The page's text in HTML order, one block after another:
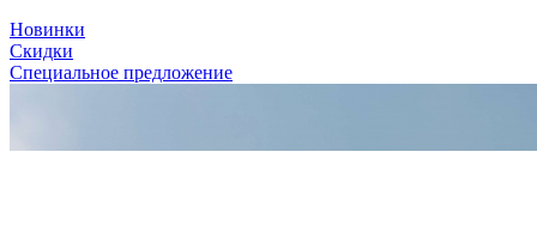
Новинки
Скидки
Специальное предложение